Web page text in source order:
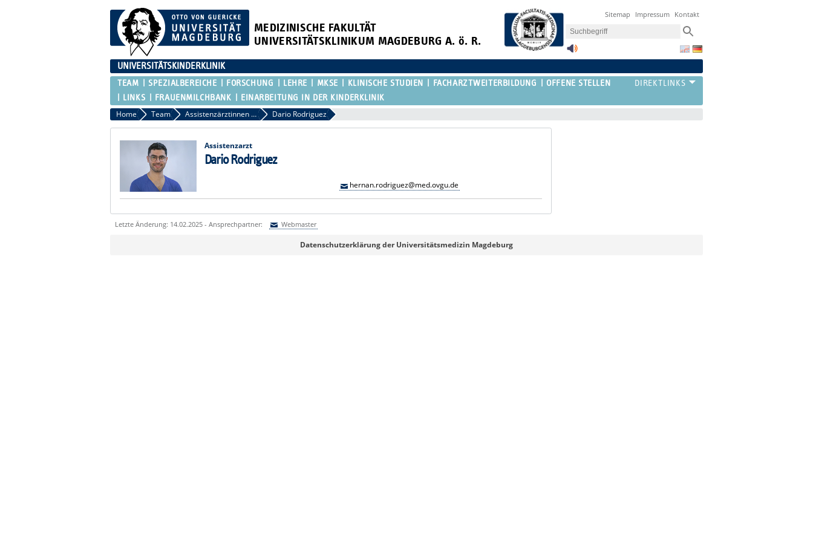
MEDIZINISCHE FAKULTÄT
UNIVERSITÄTSKLINIKUM MAGDEBURG A. ö. R.
Sitemap Impressum Kontakt
UNIVERSITÄTSKINDERKLINIK
TEAM SPEZIALBEREICHE FORSCHUNG LEHRE MKSE KLINISCHE STUDIEN FACHARZTWEITERBILDUNG
OFFENE STELLEN
LINKS
FRAUENMILCHBANK EINARBEITUNG IN DER KINDERKLINIK
Home Team Assistenzärztinnen und Assistenzärzte Dario Rodriguez
Assistenzarzt
Dario Rodriguez
hernan.rodriguez@med.ovgu.de
Letzte Änderung: 14.02.2025 - Ansprechpartner: Webmaster
WebmasterDatenschutzerklärung der Universitätsmedizin Magdeburg